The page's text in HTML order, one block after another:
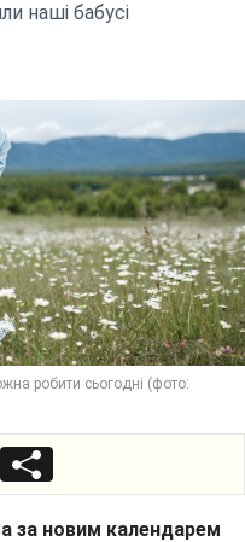
наші бабусі
робити сьогодні (фото:
за новим календарем